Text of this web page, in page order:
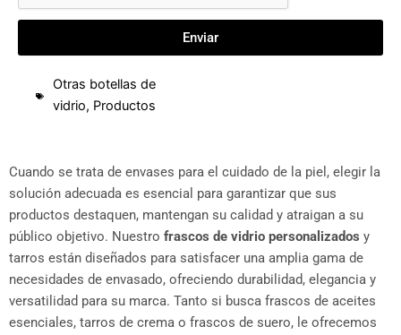
Enviar
Otras botellas de
vidrio, Productos
Cuando se trata de envases para el cuidado de la piel, elegir la
solución adecuada es esencial para garantizar que sus
productos destaquen, mantengan su calidad y atraigan a su
público objetivo. Nuestro frascos de vidrio personalizados y
tarros están diseñados para satisfacer una amplia gama de
necesidades de envasado, ofreciendo durabilidad, elegancia y
versatilidad para su marca. Tanto si busca frascos de aceites
esenciales, tarros de crema o frascos de suero, le ofrecemos